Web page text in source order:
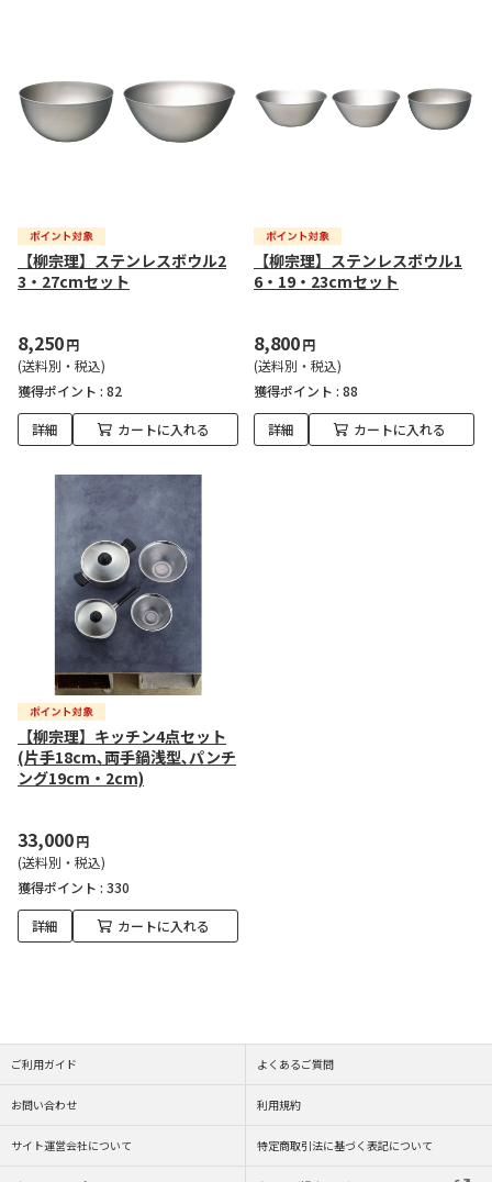
【柳宗理】ステンレスボウル2
3・27cmセット
8,250円
(送料別・税込)
獲得ポイント : 82
詳細 カートに入れる
【柳宗理】ステンレスボウル1
6・19・23cmセット
8,800円
(送料別・税込)
獲得ポイント : 88
詳細 カートに入れる
【柳宗理】キッチン4点セット
(片手18cm､両手鍋浅型､パンチ
ング19cm・2cm)
33,000円
(送料別・税込)
獲得ポイント : 330
詳細 カートに入れる
ご利用ガイド よくあるご質問
お問い合わせ 利用規約
サイト運営会社について 特定商取引法に基づく表記について